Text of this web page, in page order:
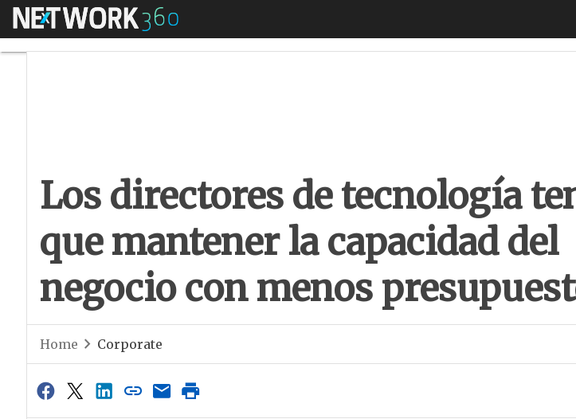
Menú Los directores de tecnología tendrán que
Los directores de tecnología
que mantener la capacidad del
negocio con menos
Home Corporate